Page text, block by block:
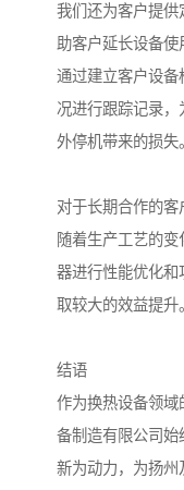
我们还为客户提供
助客户延长设备使
通过建立客户设备
况进行跟踪记录
外停机带来的损失。
对于长期合作的客
随着生产工艺的
器进行性能优化和
取较大的效益提升。
结语
作为换热设备领域
备制造有限公司始
新为动力，为扬州